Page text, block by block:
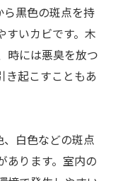
ら黒色の斑点を持
すいカビです。木
時には悪臭を放つ
き起こすこともあ
白色などの斑点
あります。室内の